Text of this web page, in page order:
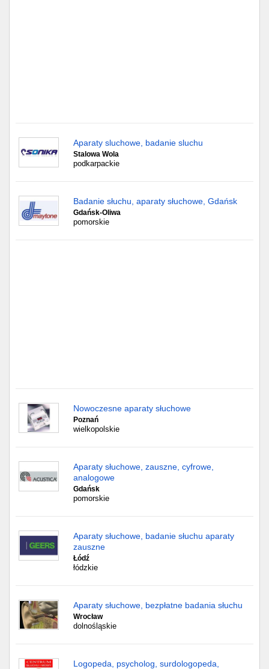
Aparaty sluchowe, badanie sluchu
Stalowa Wola
podkarpackie
Badanie słuchu, aparaty słuchowe, Gdańsk
Gdańsk-Oliwa
pomorskie
Nowoczesne aparaty słuchowe
Poznań
wielkopolskie
Aparaty słuchowe, zauszne, cyfrowe,
analogowe
Gdańsk
pomorskie
Aparaty słuchowe, badanie słuchu aparaty
zauszne
Łódź
łódzkie
Aparaty słuchowe, bezpłatne badania słuchu
Wrocław
dolnośląskie
Logopeda, psycholog, surdologopeda,
Częstochowa
Toruń
Olsztyn
Sosnowiec